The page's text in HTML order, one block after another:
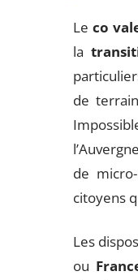
Le co
la
de
de
citoyens
Les
ou